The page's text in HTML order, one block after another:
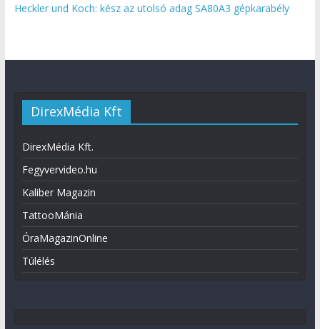
Heckler und Koch: kész az utolsó adag SA80A3 gépkarabély
DirexMédia Kft
DirexMédia Kft.
Fegyvervideo.hu
Kaliber Magazin
TattooMánia
ÓraMagazinOnline
Túlélés